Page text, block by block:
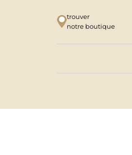
trouver
notre boutique